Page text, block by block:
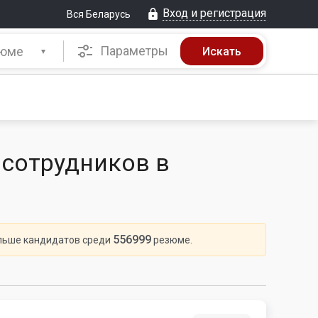
Вся Беларусь Вход и регистрация
Параметры
в
кандидатов среди 556999резюме.